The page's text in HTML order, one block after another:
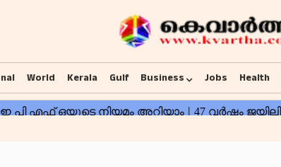
World Kerala Gulf Business Jobs Health